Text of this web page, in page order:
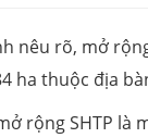
nêu rõ, mở
ha thuộc địa
rộng SHTP là